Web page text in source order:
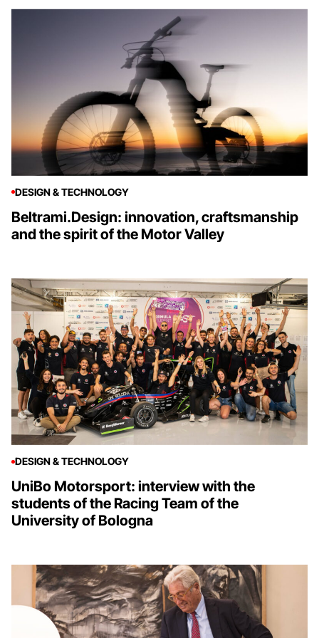
DESIGN & TECHNOLOGY
Beltrami.Design: innovation, craftsmanship
and the spirit of the Motor Valley
DESIGN & TECHNOLOGY
UniBo Motorsport: interview with the
students of the Racing Team of the
University of Bologna